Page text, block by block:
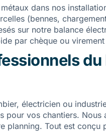
dans nos
(bennes,
sur notre balance
par chèque ou
du
électricien ou
vos chantiers. Nous
planning. Tout est